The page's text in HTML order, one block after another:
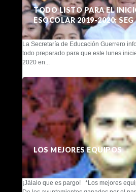
TODO LISTO PARA EL
ESOCOLAR 2019-2020: SEG
La Secretaría de Educación Guerrero
todo preparado para que este lunes
2020 en...
LOS MEJORES EQUIPOS
¡Jálalo que es pargo! *Los mejores